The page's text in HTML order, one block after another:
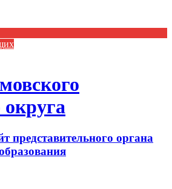
округа
представительного органа